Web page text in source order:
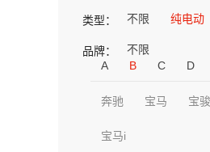
类型： 不限 纯电动
品牌：
不限
A
B C D
奔驰 宝马 宝骏
宝马i